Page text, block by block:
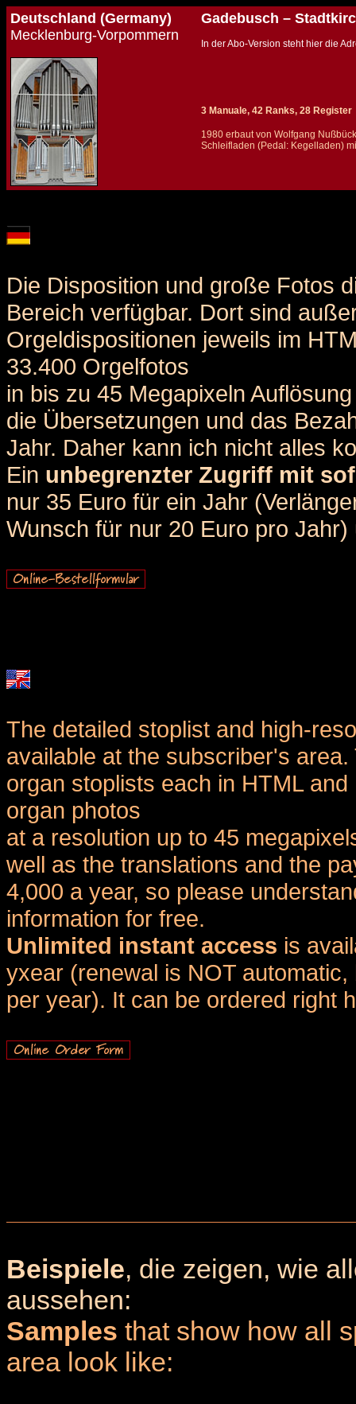
Deutschland (Germany)
Mecklenburg-Vorpommern
Gadebusch –
In der Abo-Version steht hier die
3 Manuale, 42 Ranks, 28 Register
1980 erbaut von Wolfgang
Schleifladen (Pedal: Kegelladen)
Die Disposition und große Fotos
Bereich verfügbar. Dort sind
Orgeldispositionen jeweils im
33.400 Orgelfotos
in bis zu 45 Megapixeln
die Übersetzungen und das
Jahr. Daher kann ich nicht alles
Ein unbegrenzter Zugriff mit
nur 35 Euro für ein Jahr
Wunsch für nur 20 Euro pro
The detailed stoplist and high-
available at the subscriber's
organ stoplists each in HTML
organ photos
at a resolution up to 45
well as the translations and the
4,000 a year, so please
information for free.
Unlimited instant access is
yxear (renewal is NOT
per year). It can be ordered right
Beispiele, die zeigen, wie
aussehen:
Samples that show how all
area look like: